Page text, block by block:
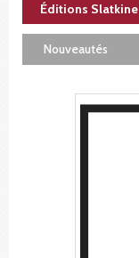
Éditions Slatkine
Nouveautés